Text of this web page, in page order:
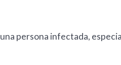
persona infectada,